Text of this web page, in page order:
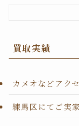
買取実績
カメオなどアク
練馬区にてご実